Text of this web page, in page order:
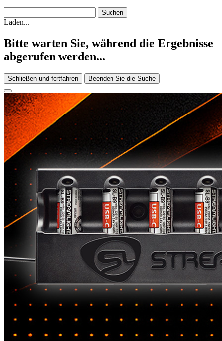
Laden...
Bitte warten Sie, während die Ergebnisse
abgerufen werden...
Schließen und fortfahren Beenden Sie die Suche